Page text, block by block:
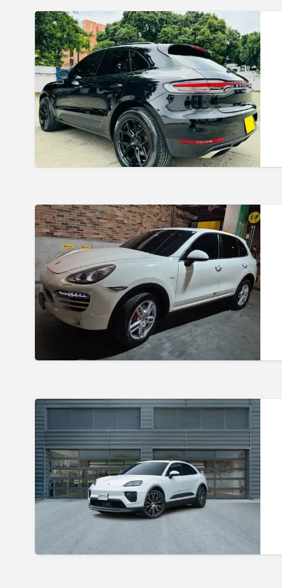
Porsche
Macan
2.0
Negro
Jet
Metalizado
|
Deportividad
Porsche
Cayenne
Diesel
3.0
Macan
4s
Electric